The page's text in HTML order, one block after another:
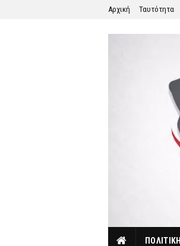
Αρχική Ταυτότητα
ΠΟΛΙΤΙΚΗ